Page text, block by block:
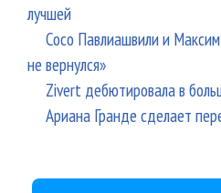
лучшей
Сосо Павлиашвили и
не вернулся»
Zivert дебютировала в
Ариана Гранде сделает